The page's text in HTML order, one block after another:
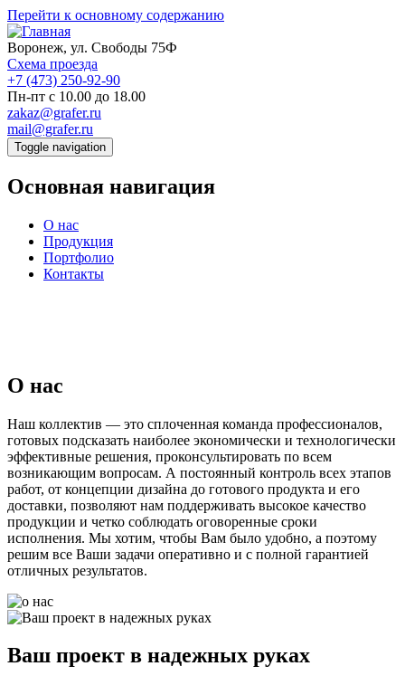
Перейти к основному содержанию
Воронеж, ул. Свободы 75Ф
Схема проезда
+7 (473) 250-92-90
Пн-пт с 10.00 до 18.00
zakaz@grafer.ru
mail@grafer.ru
Toggle navigation
Основная навигация
О нас
Продукция
Портфолио
Контакты
О нас
Наш коллектив — это сплоченная команда профессионалов,
готовых подсказать наиболее экономически и технологически
эффективные решения, проконсультировать по всем
возникающим вопросам. А постоянный контроль всех этапов
работ, от концепции дизайна до готового продукта и его
доставки, позволяют нам поддерживать высокое качество
продукции и четко соблюдать оговоренные сроки
исполнения. Мы хотим, чтобы Вам было удобно, а поэтому
решим все Ваши задачи оперативно и с полной гарантией
отличных результатов.
Ваш проект в надежных руках